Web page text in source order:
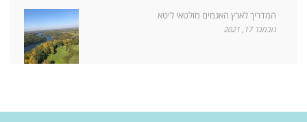
המדריך לארץ האגמים מולטאי ליטא
נובמבר 17, 2021